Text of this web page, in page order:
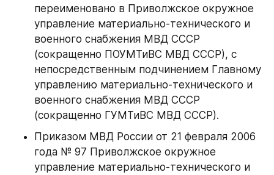
переименовано в Приволжское окружное
управление материально-технического и
военного снабжения МВД СССР
(сокращенно ПОУМТиВС МВД СССР), с
непосредственным подчинением Главному
управлению материально-технического и
военного снабжения МВД СССР
(сокращенно ГУМТиВС МВД СССР).
Приказом МВД России от 21 февраля 2006
года № 97 Приволжское окружное
управление материально-технического и